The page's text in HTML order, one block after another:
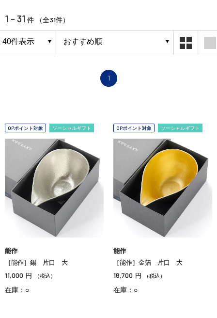
1 - 31 件 （全31件）
1
OPポイント対象 ソーシャルギフト
能作
［能作］錫 片口 大
11,000 円 （税込）
在庫：○
OPポイント対象 ソーシャルギフト
能作
［能作］金箔 片口 大
18,700 円 （税込）
在庫：○